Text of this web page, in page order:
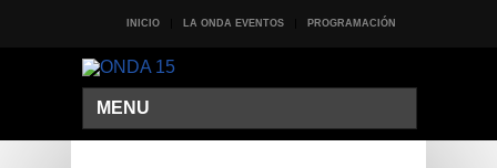
INICIO LA ONDA EVENTOS PROGRAMACIÓN
MENU